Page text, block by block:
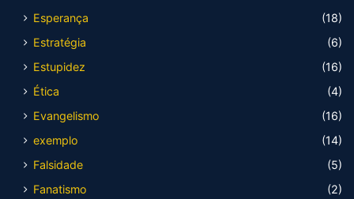
Esperança
(18)
Estratégia
(6)
Estupidez
(16)
Ética
(4)
Evangelismo
(16)
exemplo
(14)
Falsidade
(5)
Fanatismo
(2)